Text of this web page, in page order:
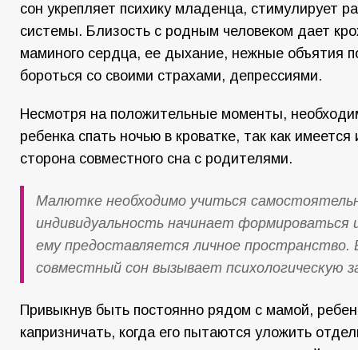
сон укрепляет психику младенца, стимулирует
системы. Близость с родным человеком дает
маминого сердца, ее дыхание, нежные объятия
бороться со своими страхами, депрессиями.
Несмотря на положительные моменты,
ребенка спать ночью в кроватке, так как
сторона совместного сна с родителями.
Малютке необходимо учиться
индивидуальность начинает формироваться
ему предоставляется личное пространство.
совместный сон вызывает психологическую
Привыкнув быть постоянно рядом с мамой,
капризничать, когда его пытаются уложить